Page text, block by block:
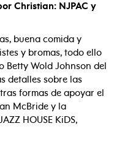
Christian: NJPAC y
buena comida y
y bromas, todo ello
Betty Wold Johnson del
detalles sobre las
formas de apoyar el
McBride y la
HOUSE KiDS,